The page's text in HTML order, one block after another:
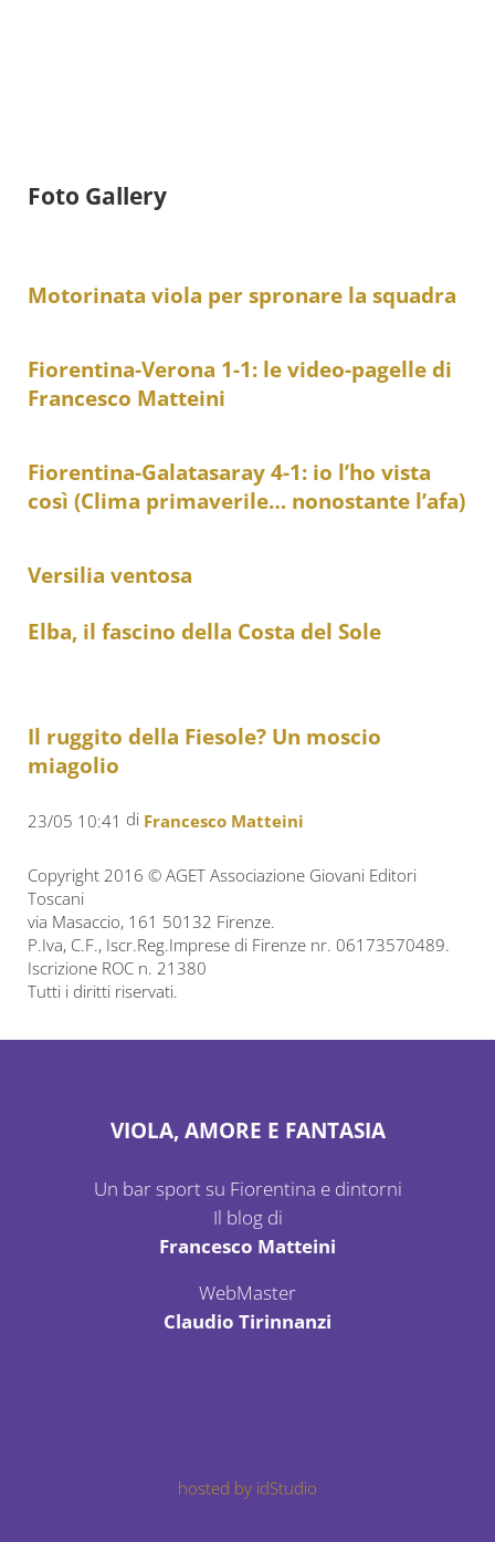
Foto Gallery
Motorinata viola per spronare la squadra
Fiorentina-Verona 1-1: le video-pagelle di
Francesco Matteini
Fiorentina-Galatasaray 4-1: io l’ho vista
così (Clima primaverile… nonostante l’afa)
Versilia ventosa
Elba, il fascino della Costa del Sole
Il ruggito della Fiesole? Un moscio
miagolio
23/05 10:41 di Francesco Matteini
Copyright 2016 © AGET Associazione Giovani Editori
Toscani
via Masaccio, 161 50132 Firenze.
P.Iva, C.F., Iscr.Reg.Imprese di Firenze nr. 06173570489.
Iscrizione ROC n. 21380
Tutti i diritti riservati.
VIOLA, AMORE E FANTASIA
Un bar sport su Fiorentina e dintorni
Il blog di
Francesco Matteini
WebMaster
Claudio Tirinnanzi
hosted by idStudio